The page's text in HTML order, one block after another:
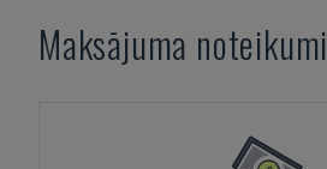
Maksājuma noteikumi